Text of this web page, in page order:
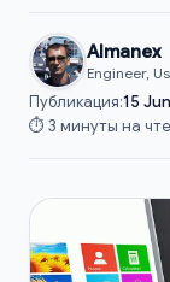
Almanex
Engineer,
Публикация:15
⏱️ 3 минуты на